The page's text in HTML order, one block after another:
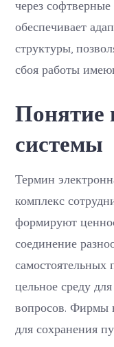
через
обеспечивает
структуры,
сбоя работы
Понятие
системы
Термин
комплекс
формируют
соединение
самостоятельных
цельное среду
вопросов. Фирмы
для сохранения